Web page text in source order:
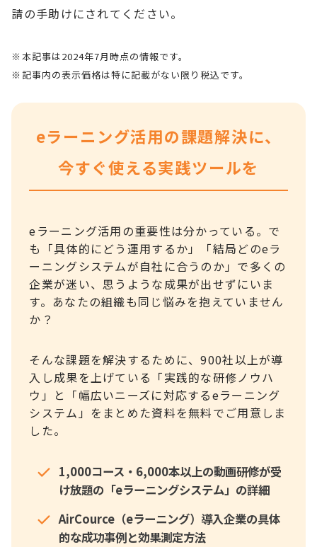
請の手助けにされてください。
※本記事は2024年7月時点の情報です。
※記事内の表示価格は特に記載がない限り税込です。
eラーニング活用の課題解決に、
今すぐ使える実践ツールを
eラーニング活用の重要性は分かっている。で
も「具体的にどう運用するか」「結局どのeラ
ーニングシステムが自社に合うのか」で多くの
企業が迷い、思うような成果が出せずにいま
す。あなたの組織も同じ悩みを抱えていません
か？
そんな課題を解決するために、900社以上が導
入し成果を上げている「実践的な研修ノウハ
ウ」と「幅広いニーズに対応するeラーニング
システム」をまとめた資料を無料でご用意しま
した。
1,000コース・6,000本以上の動画研修が受
け放題の「eラーニングシステム」の詳細
AirCource（eラーニング）導入企業の具体
的な成功事例と効果測定方法